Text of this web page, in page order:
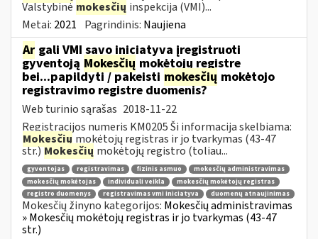
Valstybinė mokesčių inspekcija (VMI)...
Metai: 2021 Pagrindinis: Naujiena
Ar gali VMI savo iniciatyva įregistruoti
gyventoją Mokesčių mokėtojų registre
bei...papildyti / pakeisti mokesčių mokėtojo
registravimo registre duomenis?
Web turinio sąrašas 2018-11-22
Registracijos numeris KM0205 Ši informacija skelbiama:
Mokesčių mokėtojų registras ir jo tvarkymas (43-47
str.)Mokesčių mokėtojų registro (toliau...
gyventojas registravimas fizinis asmuo
mokesčių administravimas
mokesčių mokėtojas
individuali veikla
mokesčių mokėtojų registras
registro duomenys
registravimas vmi iniciatyva duomenų atnaujinimas
Mokesčių žinyno kategorijos: Mokesčių administravimas
» Mokesčių mokėtojų registras ir jo tvarkymas (43-47
str.)